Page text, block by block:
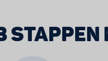
STAPPEN